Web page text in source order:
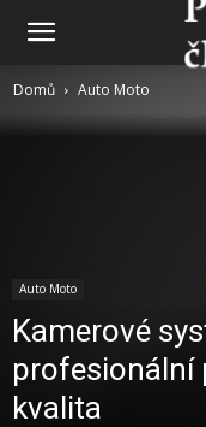
Domů Auto Moto
Auto Moto
Kamerové
profesionální
kvalita